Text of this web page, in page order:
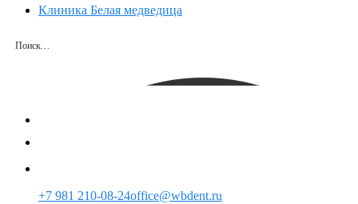
Клиника Белая медведица
+7 981 210-08-24office@wbdent.ru